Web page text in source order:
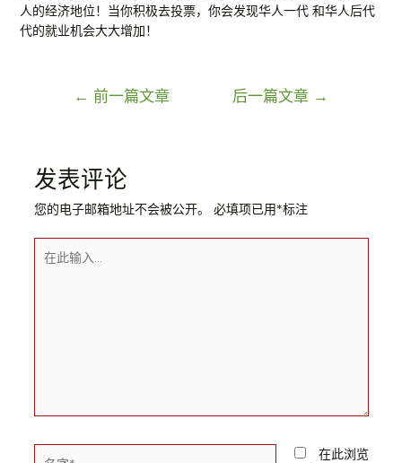
人的经济地位！当你积极去投票， 你会发现华人一代 和华人后代
代的就业机会大大增加！
← 前一篇文章 后一篇文章 →
发表评论
您的电子邮箱地址不会被公开。 必填项已用*标注
在此浏览